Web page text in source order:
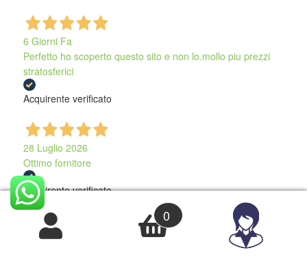
6 Giorni Fa
Perfetto ho scoperto questo sito e non lo.mollo piu prezzi
stratosferici
Acquirente verificato
28 Luglio 2026
Ottimo fornitore
Acquirente verificato
28 Luglio 2026
0